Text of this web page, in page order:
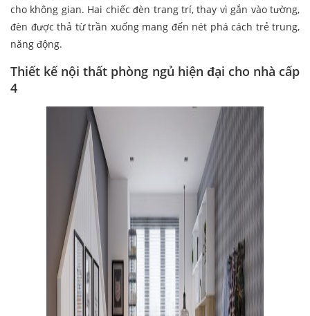
cho không gian. Hai chiếc đèn trang trí, thay vì gắn vào tường,
đèn được thả từ trần xuống mang đến nét phá cách trẻ trung,
năng động.
Thiết kế nội thất phòng ngủ hiện đại cho nhà cấp
4